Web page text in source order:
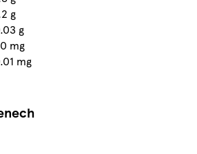
g
g
mg
mg